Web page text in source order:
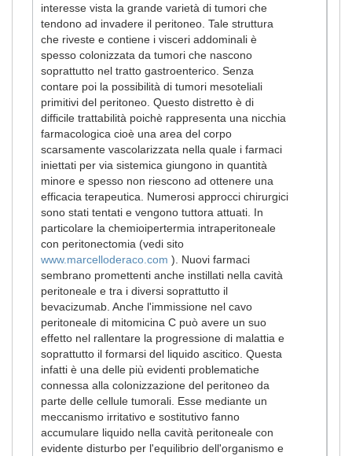
interesse vista la grande varietà di tumori che
tendono ad invadere il peritoneo. Tale struttura
che riveste e contiene i visceri addominali è
spesso colonizzata da tumori che nascono
soprattutto nel tratto gastroenterico. Senza
contare poi la possibilità di tumori mesoteliali
primitivi del peritoneo. Questo distretto è di
difficile trattabilità poichè rappresenta una nicchia
farmacologica cioè una area del corpo
scarsamente vascolarizzata nella quale i farmaci
iniettati per via sistemica giungono in quantità
minore e spesso non riescono ad ottenere una
efficacia terapeutica. Numerosi approcci chirurgici
sono stati tentati e vengono tuttora attuati. In
particolare la chemioipertermia intraperitoneale
con peritonectomia (vedi sito
www.marcelloderaco.com ). Nuovi farmaci
sembrano promettenti anche instillati nella cavità
peritoneale e tra i diversi soprattutto il
bevacizumab. Anche l'immissione nel cavo
peritoneale di mitomicina C può avere un suo
effetto nel rallentare la progressione di malattia e
soprattutto il formarsi del liquido ascitico. Questa
infatti è una delle più evidenti problematiche
connessa alla colonizzazione del peritoneo da
parte delle cellule tumorali. Esse mediante un
meccanismo irritativo e sostitutivo fanno
accumulare liquido nella cavità peritoneale con
evidente disturbo per l'equilibrio dell'organismo e